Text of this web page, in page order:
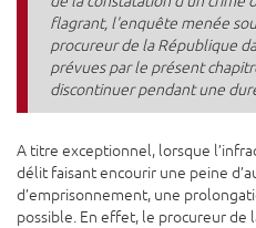
flagrant, l'enquête menée
procureur de la République
prévues par le présent
discontinuer pendant une
A titre exceptionnel, lorsque
délit faisant encourir une peine
d’emprisonnement, une
possible. En effet, le procureur